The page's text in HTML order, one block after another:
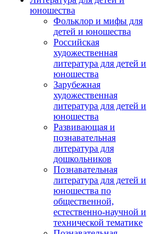
юношества
Фольклор и мифы для
детей и юношества
Российская
художественная
литература для детей и
юношества
Зарубежная
художественная
литература для детей и
юношества
Развивающая и
познавательная
литература для
дошкольников
Познавательная
литература для детей и
юношества по
общественной,
естественно-научной и
технической тематике